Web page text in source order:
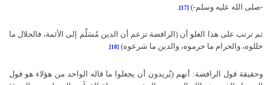
-صلى الله عليه وسلم-) [17]
ثم ترتب على هذا الغلو أن (الرافضة تزعم أن الدين مُسَلّم إلى الأئمة، فالحلال ما
حللوه، والحرام ما حرموه، والدين ما شرعوه) [18]
.
وحقيقة قول الرافضة: أنهم (يُريدون أن يجعلوا ما قاله الواحد من هؤلاء هو قول